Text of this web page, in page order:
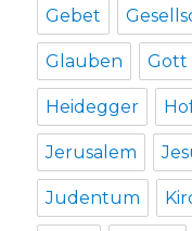
Gebet
Glauben Gott
Heidegger
Jerusalem
Judentum